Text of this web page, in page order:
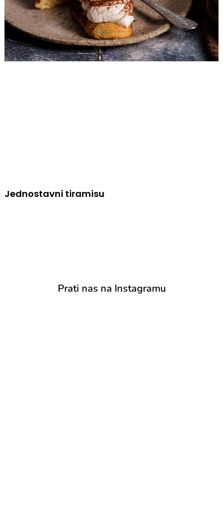
Jednostavni tiramisu
Prati nas na Instagramu